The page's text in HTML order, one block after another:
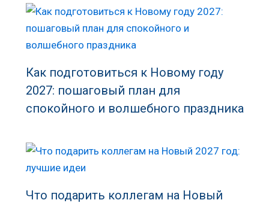
Как подготовиться к Новому году
2027: пошаговый план для
спокойного и волшебного праздника
Что подарить коллегам на Новый